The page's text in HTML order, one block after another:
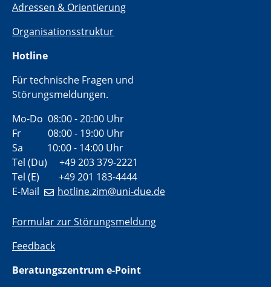
Adressen & Orientierung
Organisationsstruktur
Hotline
Für technische Fragen und
Störungsmeldungen.
Mo-Do 08:00 - 20:00 Uhr
Fr 08:00 - 19:00 Uhr
Sa 10:00 - 14:00 Uhr
Tel (Du) +49 203 379-2221
Tel (E) +49 201 183-4444
E-Mail
hotline.zim@uni-due.de
Formular zur Störungsmeldung
Feedback
Beratungszentrum e-Point